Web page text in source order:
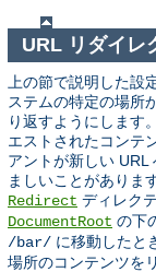
URL リダイレ
上の節で説明した
ステムの特定の場所
り返すようにします
エストされたコンテ
アントが新しい URL
ましいことがありま
Redirect ディレク
DocumentRoot の下
/bar/ に移動したと
場所のコンテンツを